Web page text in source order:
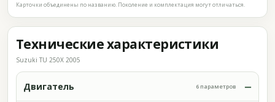
Карточки объединены по названию. Поколение и комплектация могут отличаться.
Технические характеристики
Suzuki TU 250X 2005
Двигатель 6 параметров